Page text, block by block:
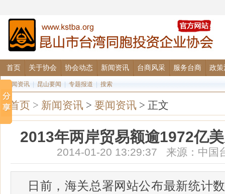
首页 关于协会 协会动态 新闻资讯 台商风采 服务台商 政策
要闻资讯 昆山要闻 专题报道 搜索
首页 > 新闻资讯 > 要闻资讯 > 正文
2013年两岸贸易额逾1972亿
2014-01-20 13:29:37 来源：中
日前，海关总署网站公布最新统计